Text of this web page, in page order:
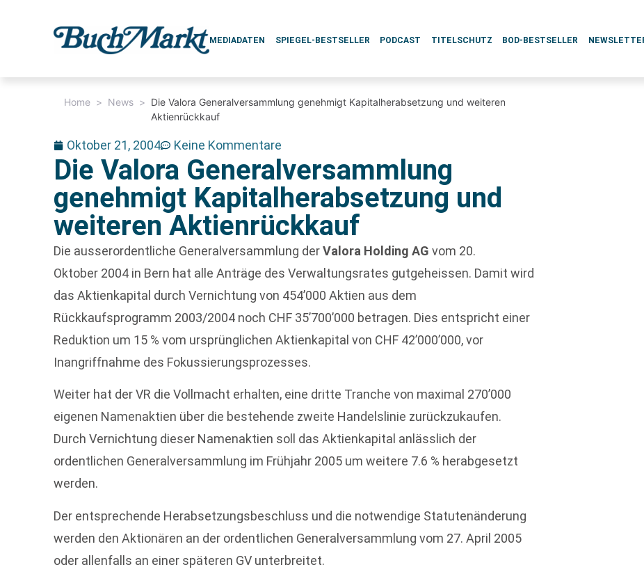
MEDIADATEN SPIEGEL-BESTSELLER PODCAST TITELSCHUTZ BOD-BESTSELLER
Home > News > Die Valora Generalversammlung genehmigt Kapitalherabsetzung und weiteren
Aktienrückkauf
Oktober 21, 2004 Keine Kommentare
Die Valora Generalversammlung
genehmigt Kapitalherabsetzung und
weiteren Aktienrückkauf
Die ausserordentliche Generalversammlung derValora Holding AG vom 20.
Oktober 2004 in Bern hat alle Anträge des Verwaltungsrates gutgeheissen. Damit wird
das Aktienkapital durch Vernichtung von 454’000 Aktien aus dem
Rückkaufsprogramm 2003/2004 noch CHF 35’700’000 betragen. Dies entspricht einer
Reduktion um 15 % vom ursprünglichen Aktienkapital von CHF 42’000’000, vor
Inangriffnahme des Fokussierungsprozesses.
Weiter hat der VR die Vollmacht erhalten, eine dritte Tranche von maximal 270’000
eigenen Namenaktien über die bestehende zweite Handelslinie zurückzukaufen.
Durch Vernichtung dieser Namenaktien soll das Aktienkapital anlässlich der
ordentlichen Generalversammlung im Frühjahr 2005 um weitere 7.6 % herabgesetzt
werden.
Der entsprechende Herabsetzungsbeschluss und die notwendige Statutenänderung
werden den Aktionären an der ordentlichen Generalversammlung vom 27. April 2005
oder allenfalls an einer späteren GV unterbreitet.